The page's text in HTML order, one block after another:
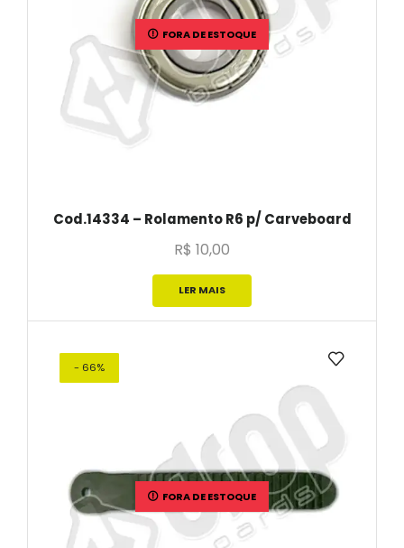
FORA DE ESTOQUE
Cod.14334 – Rolamento R6 p/ Carveboard
R$ 10,00
LER MAIS
- 66%
FORA DE ESTOQUE